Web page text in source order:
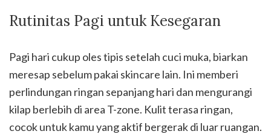
Rutinitas Pagi untuk Kesegaran
Pagi hari cukup oles tipis setelah cuci muka, biarkan
meresap sebelum pakai skincare lain. Ini memberi
perlindungan ringan sepanjang hari dan mengurangi
kilap berlebih di area T-zone. Kulit terasa ringan,
cocok untuk kamu yang aktif bergerak di luar ruangan.